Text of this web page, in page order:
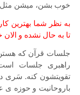
خوب بشن، میشن
به نظر شما بهترین
تا به حال نشده و الان
جلسات قرآن که
راهبری جلسات
تقویتشون کنه. سَری
باروحانیت و حوزه ی